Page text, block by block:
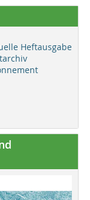
Heftausgabe